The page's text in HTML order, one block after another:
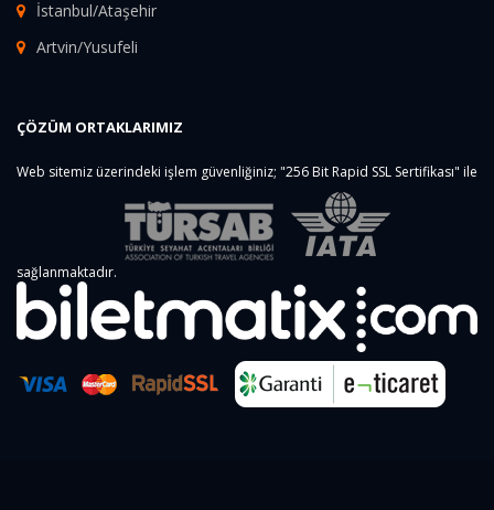
İstanbul/Ataşehir
Artvin/Yusufeli
ÇÖZÜM ORTAKLARIMIZ
Web sitemiz üzerindeki işlem güvenliğiniz; "256 Bit Rapid SSL Sertifikası" ile
sağlanmaktadır.